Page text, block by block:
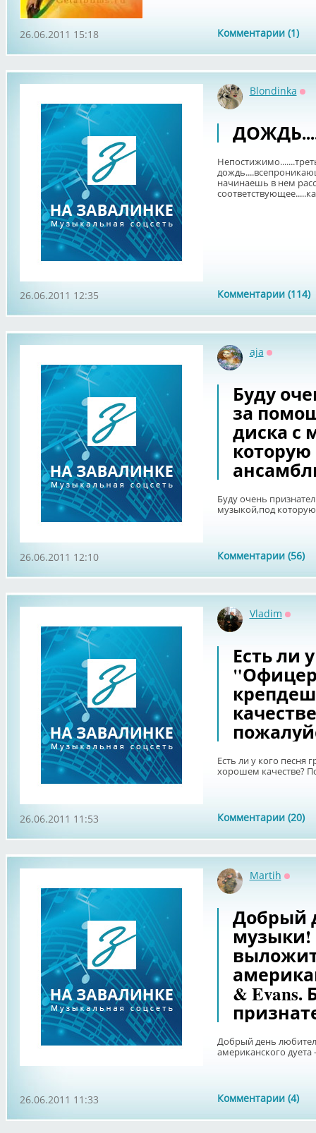
Комментарии (1)
26.06.2011 15:18
Blondinka
начинаешь в нем
Комментарии (114)
26.06.2011 12:35
aja
Буду
за
диска с
которую
Буду очень
музыкой,под
Комментарии (56)
26.06.2011 12:10
Vladim
Есть ли
Есть ли у кого песня
хорошем качестве?
Комментарии (20)
26.06.2011 11:53
Martih
Добрый
музыки!
& Evans.
Добрый день
американского дуета
Комментарии (4)
26.06.2011 11:33